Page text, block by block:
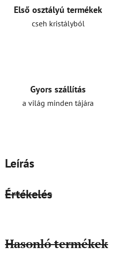
Első osztályú termékek
cseh kristályból
Gyors szállítás
a világ minden tájára
Leírás
Értékelés
Hasonló termékek